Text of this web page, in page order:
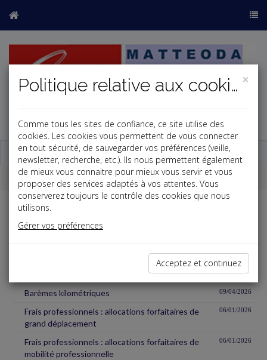
Base documentaire
La paye
Salaires et cotisations
Avantage en nature repas et logement 06/01/2026
06/01/2026
Barèmes kilométriques 09/04/2026
Frais professionnels : allocations forfaitaires de
grand déplacement
06/01/2026
Frais professionnels : allocations forfaitaires de
mobilité professionnelle
06/01/2026
×
Politique relative aux cookies
Comme tous les sites de confiance, ce site utilise des
cookies. Les cookies vous permettent de vous connecter
en tout sécurité, de sauvegarder vos préférences (veille,
newsletter, recherche, etc.). Ils nous permettent également
de mieux vous connaitre pour mieux vous servir et vous
proposer des services adaptés à vos attentes. Vous
conserverez toujours le contrôle des cookies que nous
utilisons.
Gérer vos préférences
Acceptez et continuez